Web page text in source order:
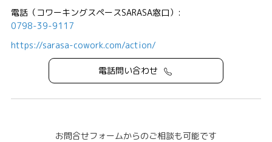
電話（コワーキングスペースSARASA窓口）:
0798-39-9117
https://sarasa-cowork.com/action/
電話問い合わせ
お問合せフォームからのご相談も可能です